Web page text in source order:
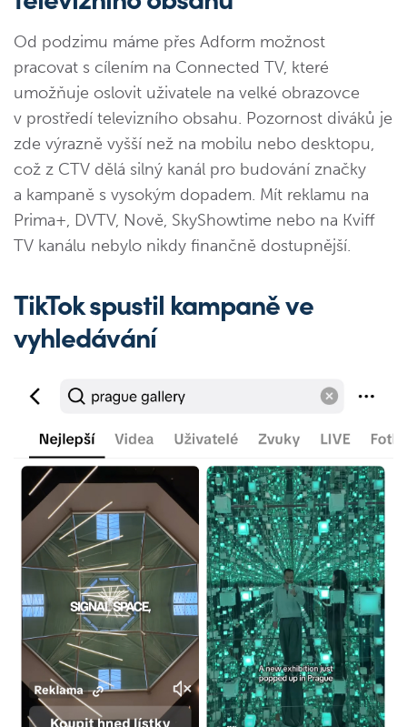
Od podzimu máme přes Adform možnost
pracovat s cílením na Connected TV, které
umožňuje oslovit uživatele na velké obrazovce
v prostředí televizního obsahu. Pozornost diváků je
zde výrazně vyšší než na mobilu nebo desktopu,
což z CTV dělá silný kanál pro budování značky
a kampaně s vysokým dopadem. Mít reklamu na
Prima+, DVTV, Nově, SkyShowtime nebo na Kviff
TV kanálu nebylo nikdy finančně dostupnější.
TikTok spustil kampaně ve
vyhledávání